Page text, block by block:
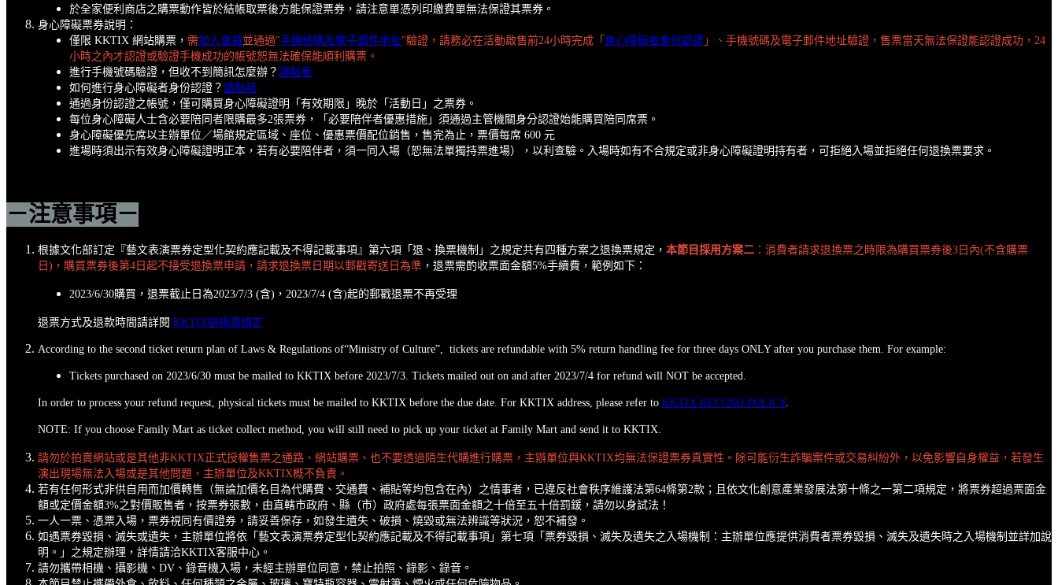
於全家便利商店之購票動作皆於結帳取票後方能保證票券，請注意單憑列印繳費單無法保證其票券。
身心障礙票券說明：
僅限 KKTIX 網站購票， 需加入會員 並通過"手機號碼及電子郵件地址"驗證，請務必在活動啟售前24小時完成「 身心障礙者身份認證 」、手機號碼及電子郵件地址驗證，售票當天無法保證能認證成功，24
小時之內才認證或驗證手機成功的帳號恕無法確保能順利購票。
進行手機號碼驗證，但收不到簡訊怎麼辦？ 請點我
如何進行身心障礙者身份認證？ 請點我
通過身份認證之帳號，僅可購買身心障礙證明「有效期限」晚於「活動日」之票券。
每位身心障礙人士含必要陪同者限購最多2張票券，「必要陪伴者優惠措施」須通過主管機關身分認證始能購買陪同席票。
身心障礙優先席以主辦單位／場館規定區域、座位、優惠票價配位銷售，售完為止，票價每席 600 元
進場時須出示有效身心障礙證明正本，若有必要陪伴者，須一同入場（恕無法單獨持票進場），以利查驗。入場時如有不合規定或非身心障礙證明持有者，可拒絕入場並拒絕任何退換票要求。
－注意事項－
根據文化部訂定『藝文表演票券定型化契約應記載及不得記載事項』第六項「退、換票機制」之規定共有四種方案之退換票規定， 本節目採用方案二 ：消費者請求退換票之時限為購買票券後3日內(不含購票
日)，購買票券後第4日起不接受退換票申請，請求退換票日期以郵戳寄送日為準 ，退票需酌收票面金額5%手續費，範例如下：
2023/6/30購買，退票截止日為2023/7/3 (含)，2023/7/4 (含)起的郵戳退票不再受理
退票方式及退款時間請詳閱 KKTIX退換票規定
According to the second ticket return plan of Laws & Regulations of“Ministry of Culture”, tickets are refundable with 5% return handling fee for three days ONLY after you purchase them. For example:
Tickets purchased on 2023/6/30 must be mailed to KKTIX before 2023/7/3. Tickets mailed out on and after 2023/7/4 for refund will NOT be accepted.
In order to process your refund request, physical tickets must be mailed to KKTIX before the due date. For KKTIX address, please refer to KKTIX REFUND POLICY.
NOTE: If you choose Family Mart as ticket collect method, you will still need to pick up your ticket at Family Mart and send it to KKTIX.
請勿於拍賣網站或是其他非KKTIX正式授權售票之通路、網站購票、也不要透過陌生代購進行購票，主辦單位與KKTIX均無法保證票券真實性。除可能衍生詐騙案件或交易糾紛外，以免影響自身權益，若發生
演出現場無法入場或是其他問題，主辦單位及KKTIX概不負責。
若有任何形式非供自用而加價轉售（無論加價名目為代購費、交通費、補貼等均包含在內）之情事者，已違反社會秩序維護法第64條第2款；且依文化創意產業發展法第十條之一第二項規定，將票券超過票面金
額或定價金額3%之對價販售者，按票券張數，由直轄市政府、縣（市）政府處每張票面金額之十倍至五十倍罰鍰，請勿以身試法！
一人一票、憑票入場，票券視同有價證券，請妥善保存，如發生遺失、破損、燒毀或無法辨識等狀況，恕不補發。
如遇票券毀損、滅失或遺失，主辦單位將依「藝文表演票券定型化契約應記載及不得記載事項」第七項「票券毀損、滅失及遺失之入場機制：主辦單位應提供消費者票券毀損、滅失及遺失時之入場機制並詳加說
明。」之規定辦理，詳情請洽KKTIX客服中心。
請勿攜帶相機、攝影機、DV、錄音機入場，未經主辦單位同意，禁止拍照、錄影、錄音。